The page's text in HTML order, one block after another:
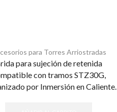
para Torres Arriostradas
para sujeción de retenida
con tramos STZ30G,
por Inmersión en Caliente.